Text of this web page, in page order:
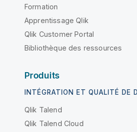
Formation
Apprentissage Qlik
Qlik Customer Portal
Bibliothèque des ressources
Produits
INTÉGRATION ET QUALITÉ DE
Qlik Talend
Qlik Talend Cloud